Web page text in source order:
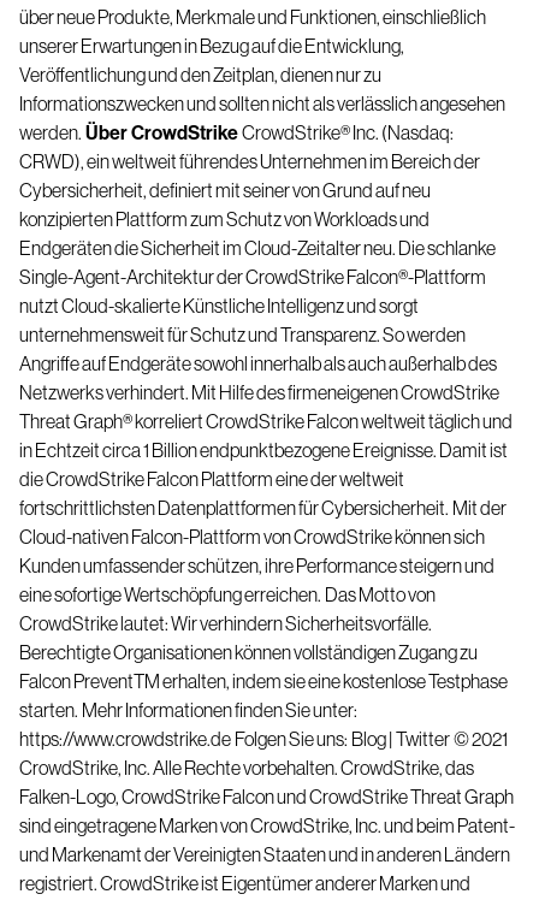
über neue Produkte, Merkmale und Funktionen, einschließlich
unserer Erwartungen in Bezug auf die Entwicklung,
Veröffentlichung und den Zeitplan, dienen nur zu
Informationszwecken und sollten nicht als verlässlich angesehen
werden. Über CrowdStrikeCrowdStrike®Inc. (Nasdaq:
CRWD), ein weltweit führendes Unternehmen im Bereich der
Cybersicherheit, definiert mit seiner von Grund auf neu
konzipierten Plattform zum Schutz von Workloads und
Endgeräten die Sicherheit im Cloud-Zeitalter neu. Die schlanke
Single-Agent-Architektur der CrowdStrike Falcon®-Plattform
nutzt Cloud-skalierte Künstliche Intelligenz und sorgt
unternehmensweit für Schutz und Transparenz. So werden
Angriffe auf Endgeräte sowohl innerhalb als auch außerhalb des
Netzwerks verhindert. Mit Hilfe des firmeneigenen CrowdStrike
Threat Graph®korreliert CrowdStrike Falcon weltweit täglich und
in Echtzeit circa 1 Billion endpunktbezogene Ereignisse. Damit ist
die CrowdStrike Falcon Plattform eine der weltweit
fortschrittlichsten Datenplattformen für Cybersicherheit. Mit der
Cloud-nativen Falcon-Plattform von CrowdStrike können sich
Kunden umfassender schützen, ihre Performance steigern und
eine sofortige Wertschöpfung erreichen. Das Motto von
CrowdStrike lautet: Wir verhindern Sicherheitsvorfälle.
Berechtigte Organisationen können vollständigen Zugang zu
Falcon PreventTMerhalten, indem sie eine kostenlose Testphase
starten. Mehr Informationen finden Sie unter:
https://www.crowdstrike.de Folgen Sie uns: Blog|Twitter© 2021
CrowdStrike, Inc. Alle Rechte vorbehalten. CrowdStrike, das
Falken-Logo, CrowdStrike Falcon und CrowdStrike Threat Graph
sind eingetragene Marken von CrowdStrike, Inc. und beim Patent-
und Markenamt der Vereinigten Staaten und in anderen Ländern
registriert. CrowdStrike ist Eigentümer anderer Marken und